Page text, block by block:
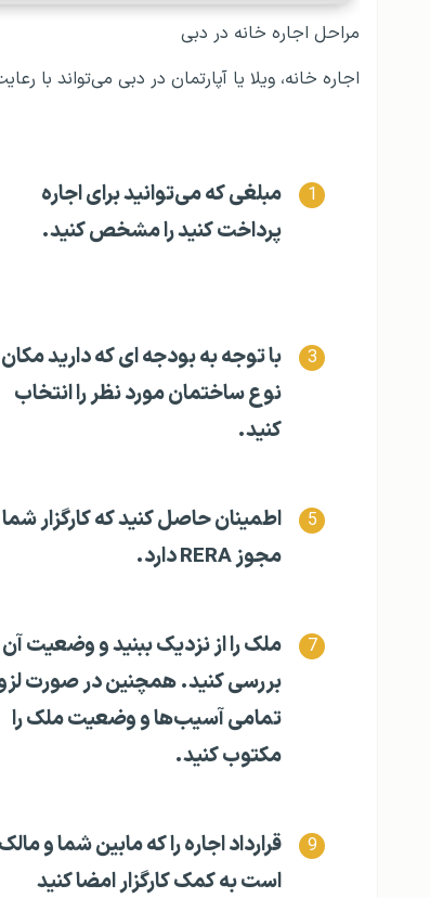
مراحل اجاره خانه در دبی
اجاره خانه، ویلا یا آپارتمان در دبی می‌تواند با
مبلغی که می‌توانید برای اجاره
پرداخت کنید را مشخص کنید.
با توجه به بودجه ای که دارید
نوع ساختمان مورد نظر را انتخاب
کنید.
اطمینان حاصل کنید که کارگزار شما
مجوز RERA دارد.
ملک را از نزدیک ببنید و وضعیت آن
بررسی کنید. همچنین در صورت
تمامی آسیب‌ها و وضعیت ملک را
مکتوب کنید.
قرارداد اجاره را که مابین شما و مالک
است به کمک کارگزار امضا کنید